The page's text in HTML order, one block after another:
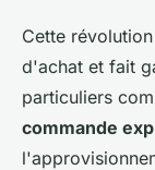
Cette
d'achat et fait
particuliers
commande